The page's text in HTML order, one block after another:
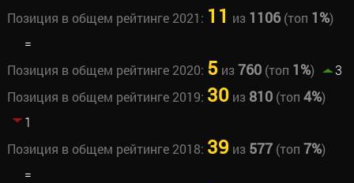
Позиция в общем рейтинге 2021: 11 из 1106(топ 1%)
=
Позиция в общем рейтинге 2020: 5из760(топ 1%)
3
Позиция в общем рейтинге 2019: 30из 810(топ 4%)
1
Позиция в общем рейтинге 2018: 39 из 577(топ 7%)
=